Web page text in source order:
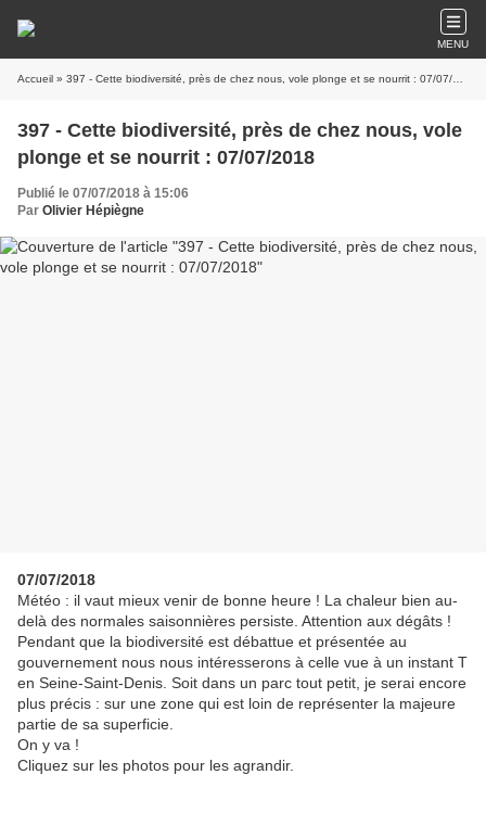
MENU
Accueil » 397 - Cette biodiversité, près de chez nous, vole plonge et se nourrit : 07/07/2018
397 - Cette biodiversité, près de chez nous, vole
plonge et se nourrit : 07/07/2018
Publié le 07/07/2018 à 15:06
Par Olivier Hépiègne
07/07/2018
Météo : il vaut mieux venir de bonne heure ! La chaleur bien au-
delà des normales saisonnières persiste. Attention aux dégâts !
Pendant que la biodiversité est débattue et présentée au
gouvernement nous nous intéresserons à celle vue à un instant T
en Seine-Saint-Denis. Soit dans un parc tout petit, je serai encore
plus précis : sur une zone qui est loin de représenter la majeure
partie de sa superficie.
On y va !
Cliquez sur les photos pour les agrandir.